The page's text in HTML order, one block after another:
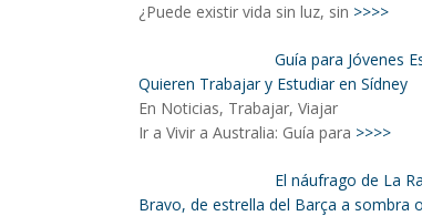
¿Puede existir vida sin luz, sin >>>>
Guía para Jóvenes
Quieren Trabajar y Estudiar en Sídney
En Noticias, Trabajar, Viajar
Ir a Vivir a Australia: Guía para >>>>
El náufrago de La
Bravo, de estrella del Barça a sombra